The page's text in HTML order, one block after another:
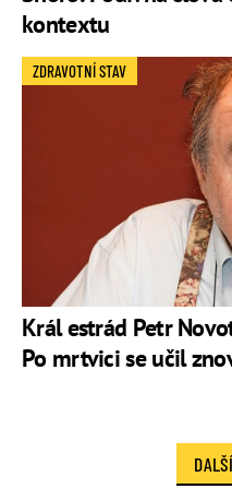
kontextu
Král estrád Petr
Po mrtvici se učil
ZDRAVOTNÍ STAV